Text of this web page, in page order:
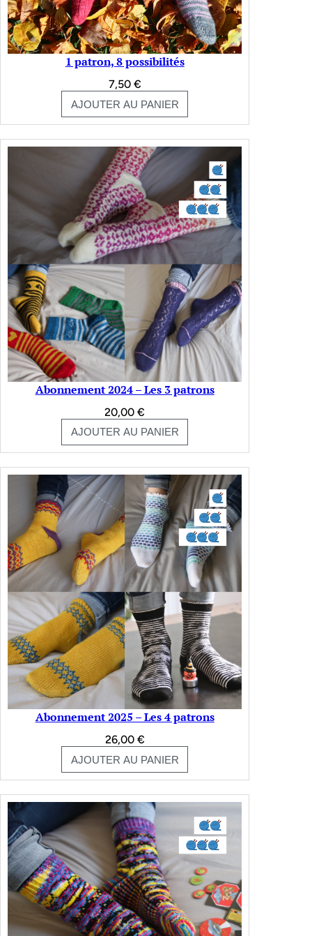
1 patron, 8 possibilités
7,50 €
AJOUTER AU PANIER
Abonnement 2024 – Les 3 patrons
20,00€
AJOUTER AU PANIER
Abonnement 2025 – Les 4 patrons
26,00 €
AJOUTER AU PANIER